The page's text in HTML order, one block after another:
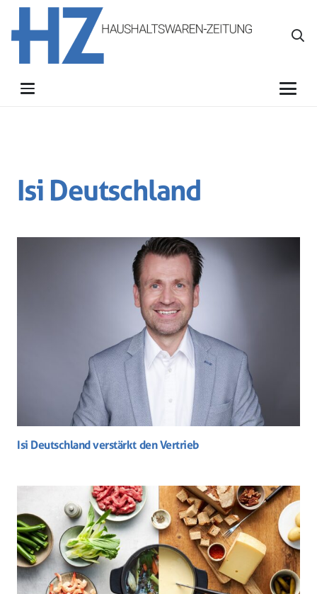
Isi Deutschland
Isi Deutschland verstärkt den Vertrieb